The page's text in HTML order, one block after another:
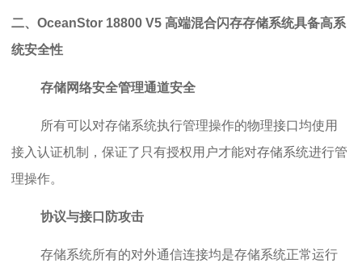
二、OceanStor 18800 V5 高端混合闪存存储系统具备高系
统安全性
存储网络安全管理通道安全
所有可以对存储系统执行管理操作的物理接口均使用
接入认证机制，保证了只有授权用户才能对存储系统进行管
理操作。
协议与接口防攻击
存储系统所有的对外通信连接均是存储系统正常运行